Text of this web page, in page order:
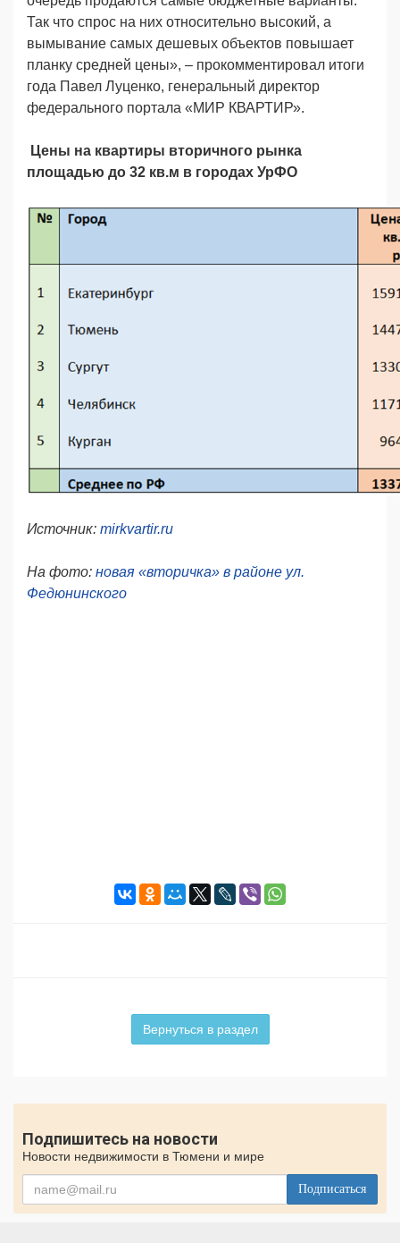
Так что спрос на них относительно высокий, а
вымывание самых дешевых объектов повышает
планку средней цены», – прокомментировал итоги
года Павел Луценко, генеральный директор
федерального портала «МИР КВАРТИР».
Цены на квартиры вторичного рынка
площадью до 32 кв.м в городах УрФО
Источник: mirkvartir.ru
На фото: новая «вторичка» в районе ул.
Федюнинского
Вернуться в раздел
Подпишитесь на новости
Новости недвижимости в Тюмени и мире
Подписаться